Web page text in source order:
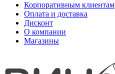
Корпоративным клиентам
Оплата и доставка
Дисконт
О компании
Магазины